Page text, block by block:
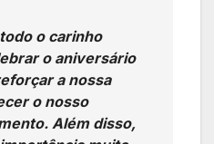
o carinho
o aniversário
a nossa
o nosso
Além disso,